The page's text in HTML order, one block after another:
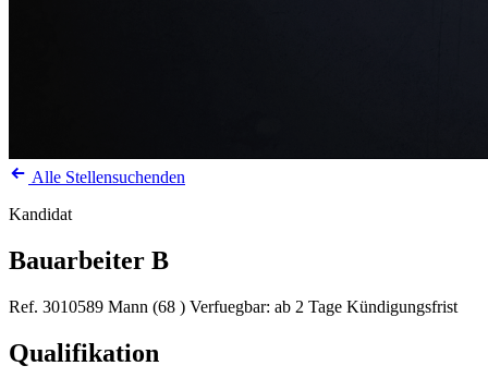
Alle Stellensuchenden
Kandidat
Bauarbeiter B
Ref. 3010589 Mann (68 ) Verfuegbar: ab 2 Tage Kündigungsfrist
Qualifikation